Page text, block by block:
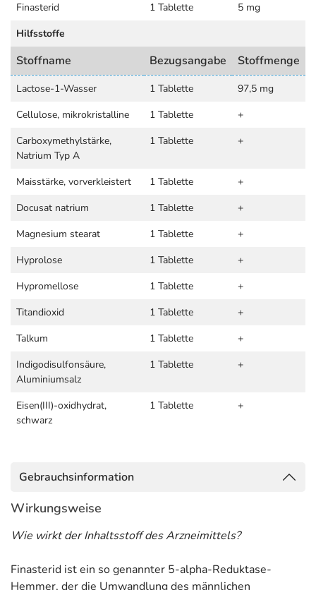
Finasterid 1 Tablette
5 mg
Hilfsstoffe
Stoffname Bezugsangabe Stoffmenge
Lactose-1-Wasser 1 Tablette
97,5 mg
Cellulose, mikrokristalline
1 Tablette
+
Carboxymethylstärke,
Natrium Typ A
1 Tablette +
Maisstärke, vorverkleistert 1 Tablette
+
Docusat natrium
1 Tablette
+
Magnesium stearat
1 Tablette
+
Hyprolose
1 Tablette
+
Hypromellose
1 Tablette
+
Titandioxid
1 Tablette
+
Talkum
1 Tablette
+
Indigodisulfonsäure,
Aluminiumsalz
1 Tablette +
Eisen(III)-oxidhydrat,
schwarz
1 Tablette +
Gebrauchsinformation
Wirkungsweise
Wie wirkt der Inhaltsstoff des Arzneimittels?
Finasterid ist ein so genannter 5-alpha-Reduktase-
Hemmer, der die Umwandlung des männlichen